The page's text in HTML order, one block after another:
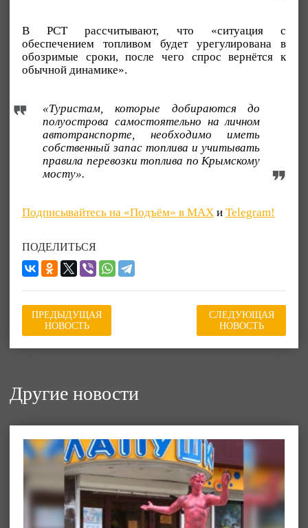
В РСТ рассчитывают, что «ситуация с
обеспечением топливом будет урегулирована в
обозримые сроки, после чего спрос вернётся к
обычной динамике».
«Туристам, которые добираются до
полуострова самостоятельно на личном
автотранспорте, необходимо иметь
собственный запас топлива и учитывать
правила перевозки топлива по Крымскому
мосту».
Подписывайтесь на «Подъём» в MAX и Telegram!
ПОДЕЛИТЬСЯ
ПРЕДЫДУЩАЯ
НОВОСТЬ
СЛЕДУЮЩАЯ
НОВОСТЬ
Другие новости